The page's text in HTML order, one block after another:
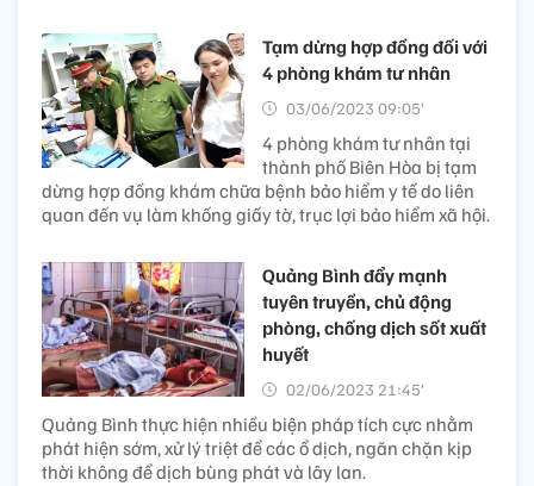
Tạm dừng hợp đồng đối với
4 phòng khám tư nhân
03/06/2023 09:05’
4 phòng khám tư nhân tại
thành phố Biên Hòa bị tạm
dừng hợp đồng khám chữa bệnh bảo hiểm y tế do liên
quan đến vụ làm khống giấy tờ, trục lợi bảo hiểm xã hội.
Quảng Bình đẩy mạnh
tuyên truyền, chủ động
phòng, chống dịch sốt xuất
huyết​
02/06/2023 21:45’
Quảng Bình thực hiện nhiều biện pháp tích cực nhằm
phát hiện sớm, xử lý triệt để các ổ dịch, ngăn chặn kịp
thời không để dịch bùng phát và lây lan.